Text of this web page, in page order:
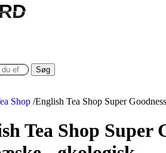
Søg
Shop /English Tea Shop Super
Tea Shop Super